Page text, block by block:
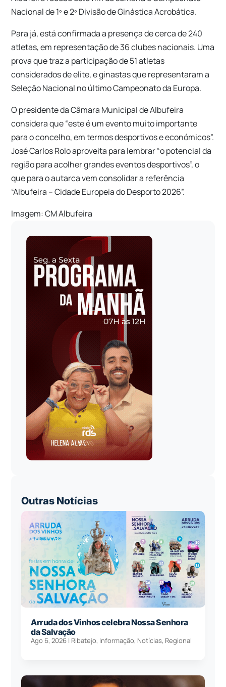
Nacional de 1º e 2º Divisão de Ginástica Acrobática.
Para já, está confirmada a presença de cerca de 240
atletas, em representação de 36 clubes nacionais. Uma
prova que traz a participação de 51 atletas
considerados de elite, e ginastas que representaram a
Seleção Nacional no último Campeonato da Europa.
O presidente da Câmara Municipal de Albufeira
considera que “este é um evento muito importante
para o concelho, em termos desportivos e económicos”.
José Carlos Rolo aproveita para lembrar “o potencial da
região para acolher grandes eventos desportivos”, o
que para o autarca vem consolidar a referência
“Albufeira – Cidade Europeia do Desporto 2026”.
Imagem: CM Albufeira
Outras Notícias
Arruda dos Vinhos celebra Nossa Senhora
da Salvação
Ago 6, 2026 | Ribatejo, Informação, Notícias, Regional